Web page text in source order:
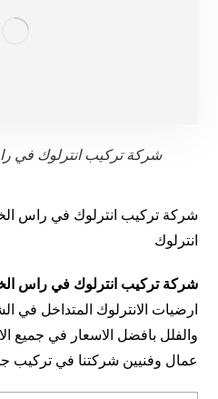
شركة تركيب انترلوك في
انترلوك
شركة تركيب انترلوك في راس
ارضيات الانترلوك المتداخل في
والفلل بافضل الاسعار في جميع
عمال وفنيين شركتنا في تركيب